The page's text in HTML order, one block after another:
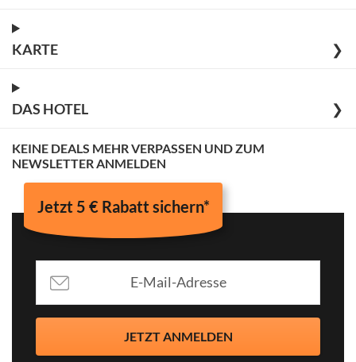
KARTE ❯
DAS HOTEL ❯
KEINE DEALS MEHR VERPASSEN UND ZUM
NEWSLETTER ANMELDEN
Jetzt 5 € Rabatt sichern*
JETZT ANMELDEN